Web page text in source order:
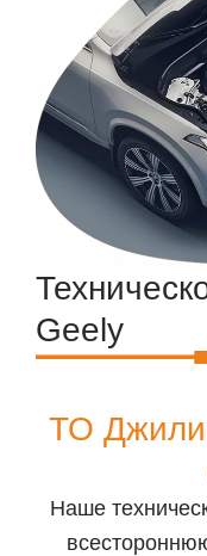
Geely
ТО Джили
Наше